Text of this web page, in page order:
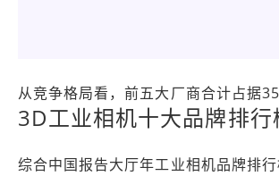
从竞争格局看，前五大厂商合计占据
3D工业相机十大品牌排行
综合中国报告大厅年工业相机品牌排